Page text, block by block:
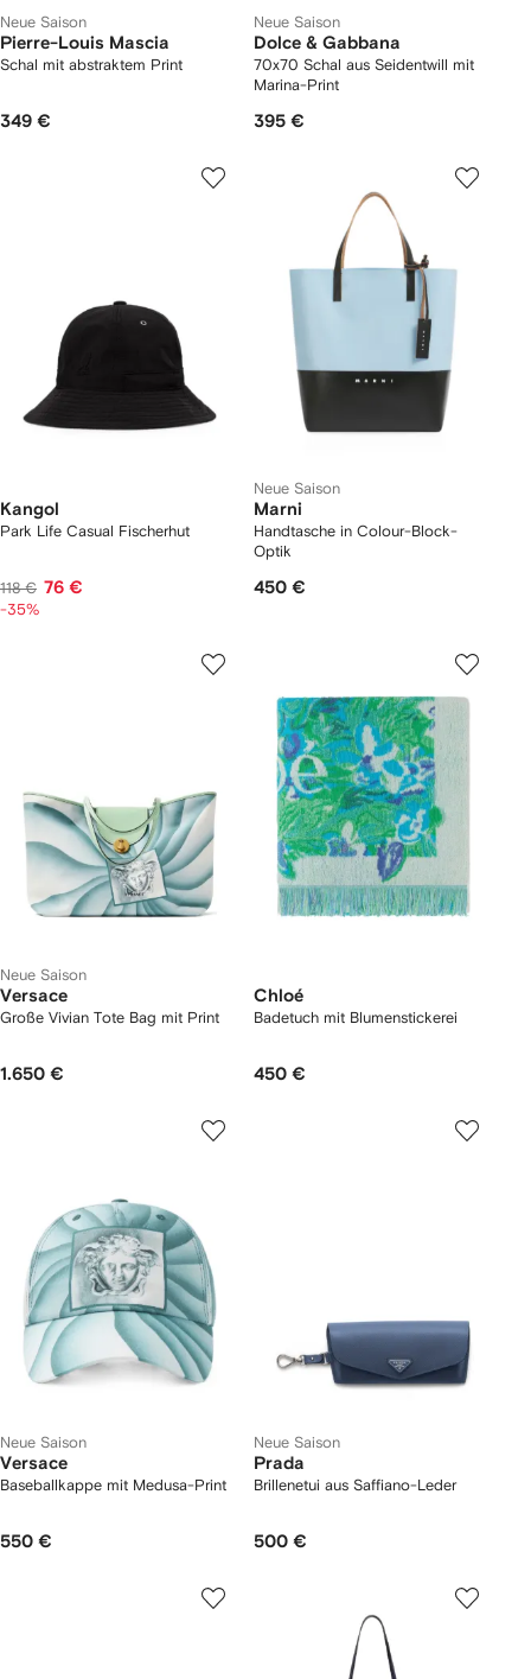
Neue Saison
Pierre-Louis Mascia
Schal mit abstraktem Print
349 €
Neue Saison
Dolce & Gabbana
70x70 Schal aus Seidentwill mit
Marina-Print
395 €
Kangol
Park Life Casual Fischerhut
118 € 76 €
-35%
Neue Saison
Marni
Handtasche in Colour-Block-
Optik
450 €
Neue Saison
Versace
Große Vivian Tote Bag mit Print
1.650 €
Chloé
Badetuch mit Blumenstickerei
450 €
Neue Saison
Versace
Baseballkappe mit Medusa-Print
550 €
Neue Saison
Prada
Brillenetui aus Saffiano-Leder
500 €